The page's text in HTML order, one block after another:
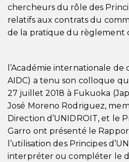
chercheurs du rôle des
relatifs aux contrats du
de la pratique du règlement
l’Académie internationale de
AIDC) a tenu son colloque
27 juillet 2018 à Fukuoka
José Moreno Rodriguez,
Direction d’UNIDROIT, et le
Garro ont présenté le
l’utilisation des Principes
interpréter ou compléter le